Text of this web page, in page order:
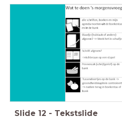
Slide 12 - Tekstslide